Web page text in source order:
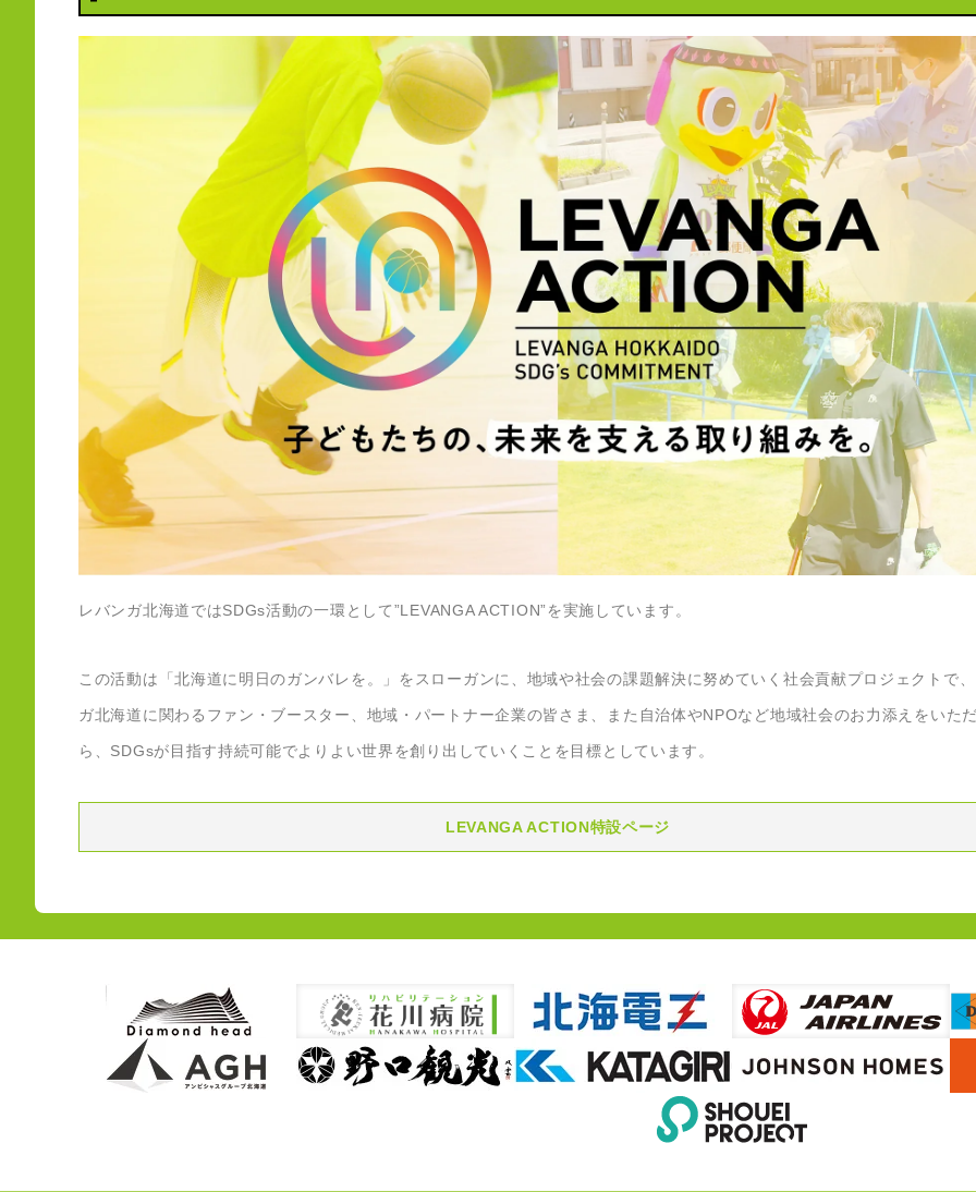
レバンガ北海道ではSDGs活動の一環として”LEVANGA ACTION”を実施しています。
この活動は「北海道に明日のガンバレを。」をスローガンに、地域や社会の課題解決に努めていく社会貢献プロジェクトで
ガ北海道に関わるファン・ブースター、地域・パートナー企業の皆さま、また自治体やNPOなど地域社会のお力添えをいた
ら、SDGsが目指す持続可能でよりよい世界を創り出していくことを目標としています。
LEVANGA ACTION特設ページ